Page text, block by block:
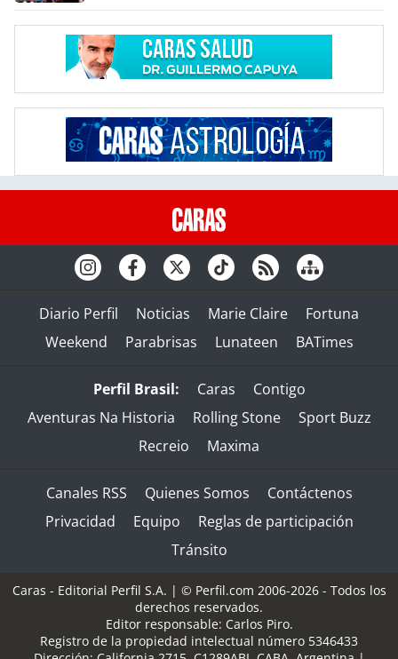
Diario Perfil Noticias Marie Claire
Fortuna
Weekend
Parabrisas Lunateen BATimes
Perfil Brasil: Caras
Contigo
Aventuras Na Historia
Rolling Stone
Sport Buzz
Recreio
Maxima
Canales RSS Quienes Somos
Contáctenos
Privacidad
Equipo
Reglas de participación
Tránsito
Caras - Editorial Perfil S.A. | © Perfil.com 2006-2026 - Todos los
derechos reservados.
Editor responsable: Carlos Piro.
Registro de la propiedad intelectual número 5346433